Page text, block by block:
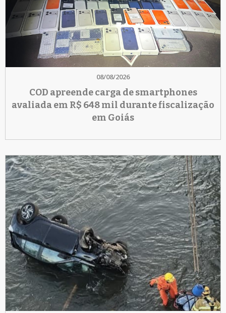
08/08/2026
COD apreende carga de smartphones
avaliada em R$ 648 mil durante fiscalização
em Goiás